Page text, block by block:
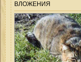
ВЛОЖЕНИЯ